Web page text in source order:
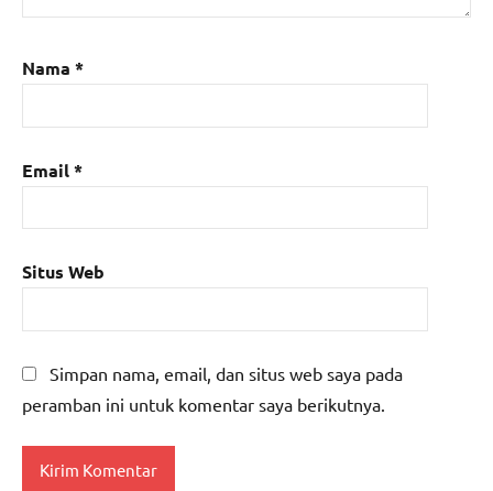
Nama *
Email*
Situs Web
Simpan nama, email, dan situs web saya pada
peramban ini untuk komentar saya berikutnya.